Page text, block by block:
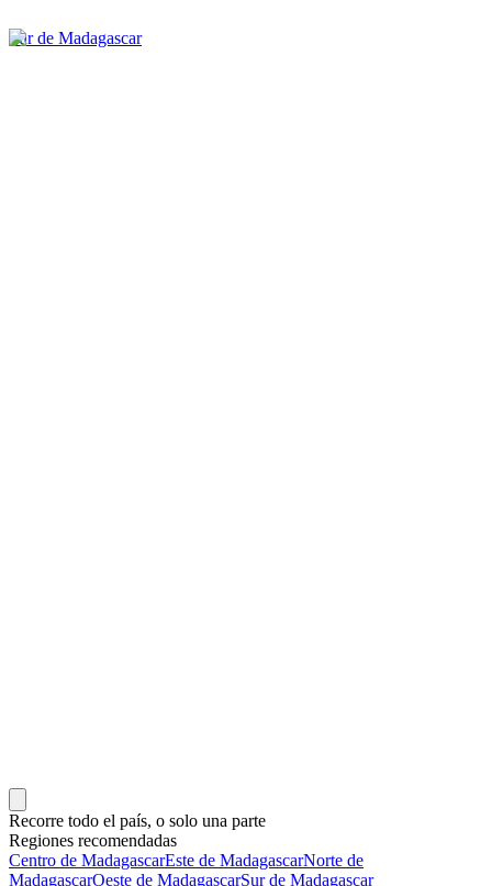
Sur de Madagascar
Recorre todo el país, o solo una parte
Regiones recomendadas
Centro de MadagascarEste de MadagascarNorte de
MadagascarOeste de MadagascarSur de Madagascar